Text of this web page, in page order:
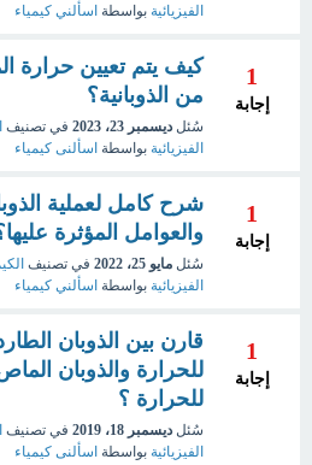
الفيزيائية بواسطة اسألني كيمياء
1
إجابة
كيف يتم تعيين حرارة
من الذوبانية؟
سُئل ديسمبر 23، 2023 في تصنيف
الفيزيائية بواسطة اسألنى كيمياء
1
إجابة
شرح كامل لعملية
والعوامل المؤثرة
سُئل مايو 25، 2022 في تصنيف
الفيزيائية بواسطة اسألني كيمياء
1
إجابة
قارن بين الذوبان
للحرارة والذوبان
للحرارة ؟
سُئل ديسمبر 18، 2019 في تصنيف
الفيزيائية بواسطة اسألنى كيمياء